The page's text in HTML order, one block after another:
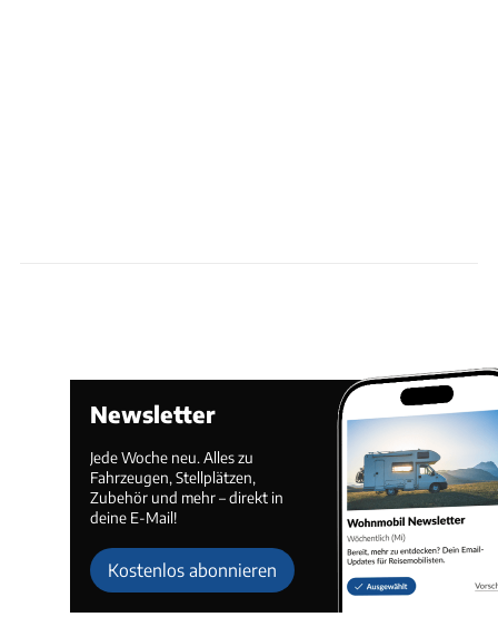
Newsletter
Jede Woche neu. Alles zu
Fahrzeugen, Stellplätzen,
Zubehör und mehr – direkt in
deine E-Mail!
Kostenlos abonnieren